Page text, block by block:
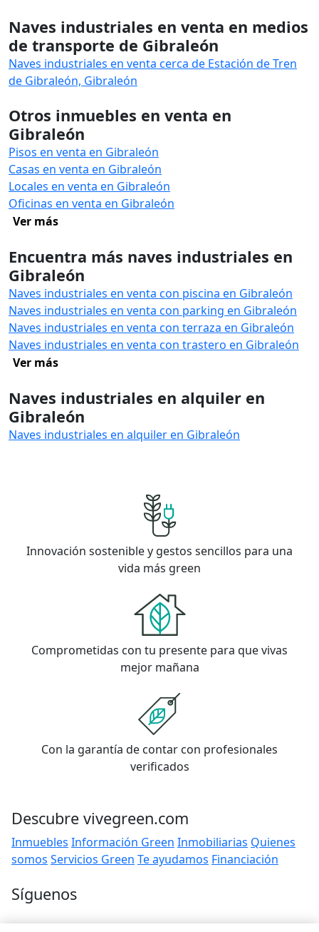
Naves industriales en venta en medios
de transporte de Gibraleón
Naves industriales en venta cerca de Estación de Tren
de Gibraleón, Gibraleón
Otros inmuebles en venta en
Gibraleón
Pisos en venta en Gibraleón
Casas en venta en Gibraleón
Locales en venta en Gibraleón
Oficinas en venta en Gibraleón
Ver más
Encuentra más naves industriales en
Gibraleón
Naves industriales en venta con piscina en Gibraleón
Naves industriales en venta con parking en Gibraleón
Naves industriales en venta con terraza en Gibraleón
Naves industriales en venta con trastero en Gibraleón
Ver más
Naves industriales en alquiler en
Gibraleón
Naves industriales en alquiler en Gibraleón
Innovación sostenible y gestos sencillos para una
vida más green
Comprometidas con tu presente para que vivas
mejor mañana
Con la garantía de contar con profesionales
verificados
Descubre vivegreen.com
Inmuebles Información Green Inmobiliarias Quienes
somos Servicios Green Te ayudamos Financiación
Síguenos